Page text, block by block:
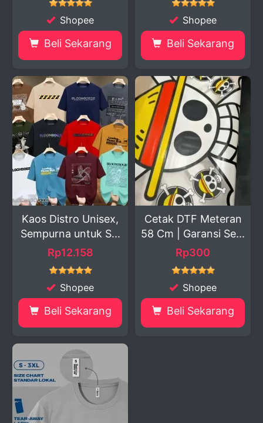
Shopee
Beli Sekarang
Shopee
Beli Sekarang
Kaos Distro Unisex,
Sempurna untuk S...
Rp12.158
Shopee
Beli Sekarang
Cetak DTF Meteran
58 Cm | Garansi Se...
Rp300
Shopee
Beli Sekarang